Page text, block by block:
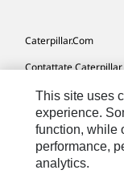
Caterpillar.com
Contattate Caterpillar
Le Mie Preferenze
Mappa Del Sito
Cookie Settings
This site uses
experience.
function, while
performance,
analytics.